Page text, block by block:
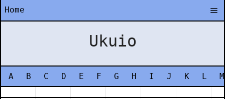
Home
Ukuio
A B C D E F G H I J K L M